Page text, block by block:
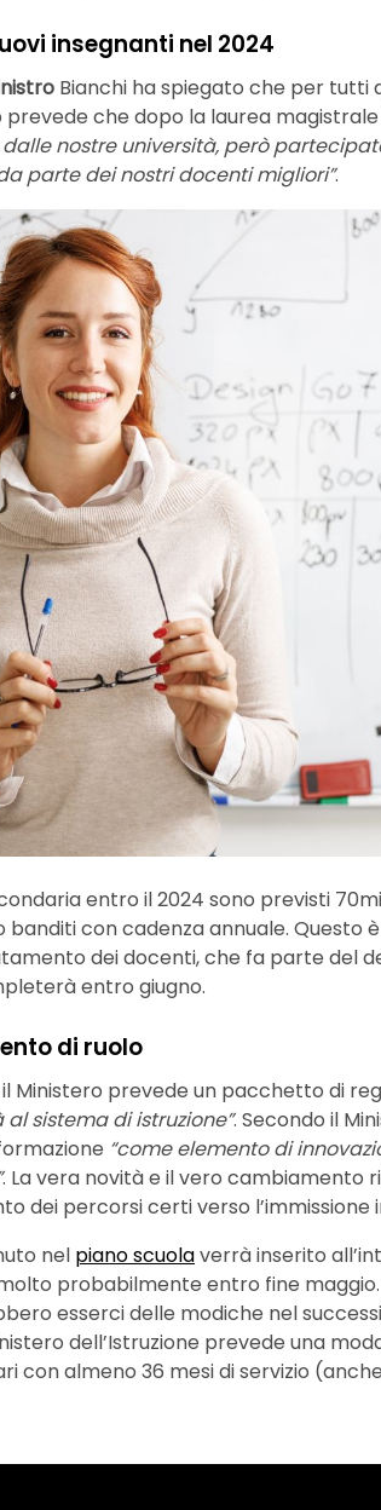
insegnanti nel 2024
Bianchi ha spiegato che per tutti
prevede che dopo la laurea
nostre università, però
parte dei nostri docenti migliori”.
entro il 2024 sono previsti
con cadenza annuale. Questo
dei docenti, che fa parte del
entro giugno.
di ruolo
Ministero prevede un pacchetto di
sistema di istruzione”. Secondo il
“come elemento di
. La vera novità e il vero cambiamento
dei percorsi certi verso l’immissione
nel piano scuolaverrà inserito
probabilmente entro fine
esserci delle modiche nel
dell’Istruzione prevede una
con almeno 36 mesi di servizio